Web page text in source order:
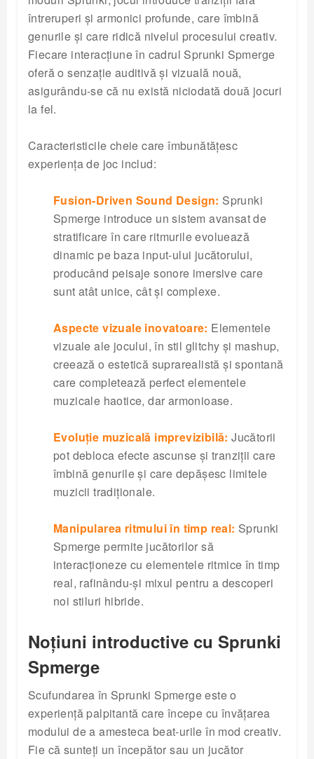
întreruperi și armonici profunde, care îmbină
genurile și care ridică nivelul procesului creativ.
Fiecare interacțiune în cadrul Sprunki Spmerge
oferă o senzație auditivă și vizuală nouă,
asigurându-se că nu există niciodată două jocuri
la fel.
Caracteristicile cheie care îmbunătățesc
experiența de joc includ:
Fusion-Driven Sound Design: Sprunki
Spmerge introduce un sistem avansat de
stratificare în care ritmurile evoluează
dinamic pe baza input-ului jucătorului,
producând peisaje sonore imersive care
sunt atât unice, cât și complexe.
Aspecte vizuale inovatoare: Elementele
vizuale ale jocului, în stil glitchy și mashup,
creează o estetică suprarealistă și spontană
care completează perfect elementele
muzicale haotice, dar armonioase.
Evoluție muzicală imprevizibilă: Jucătorii
pot debloca efecte ascunse și tranziții care
îmbină genurile și care depășesc limitele
muzicii tradiționale.
Manipularea ritmului în timp real: Sprunki
Spmerge permite jucătorilor să
interacționeze cu elementele ritmice în timp
real, rafinându-și mixul pentru a descoperi
noi stiluri hibride.
Noțiuni introductive cu Sprunki
Spmerge
Scufundarea în Sprunki Spmerge este o
experiență palpitantă care începe cu învățarea
modului de a amesteca beat-urile în mod creativ.
Fie că sunteți un începător sau un jucător